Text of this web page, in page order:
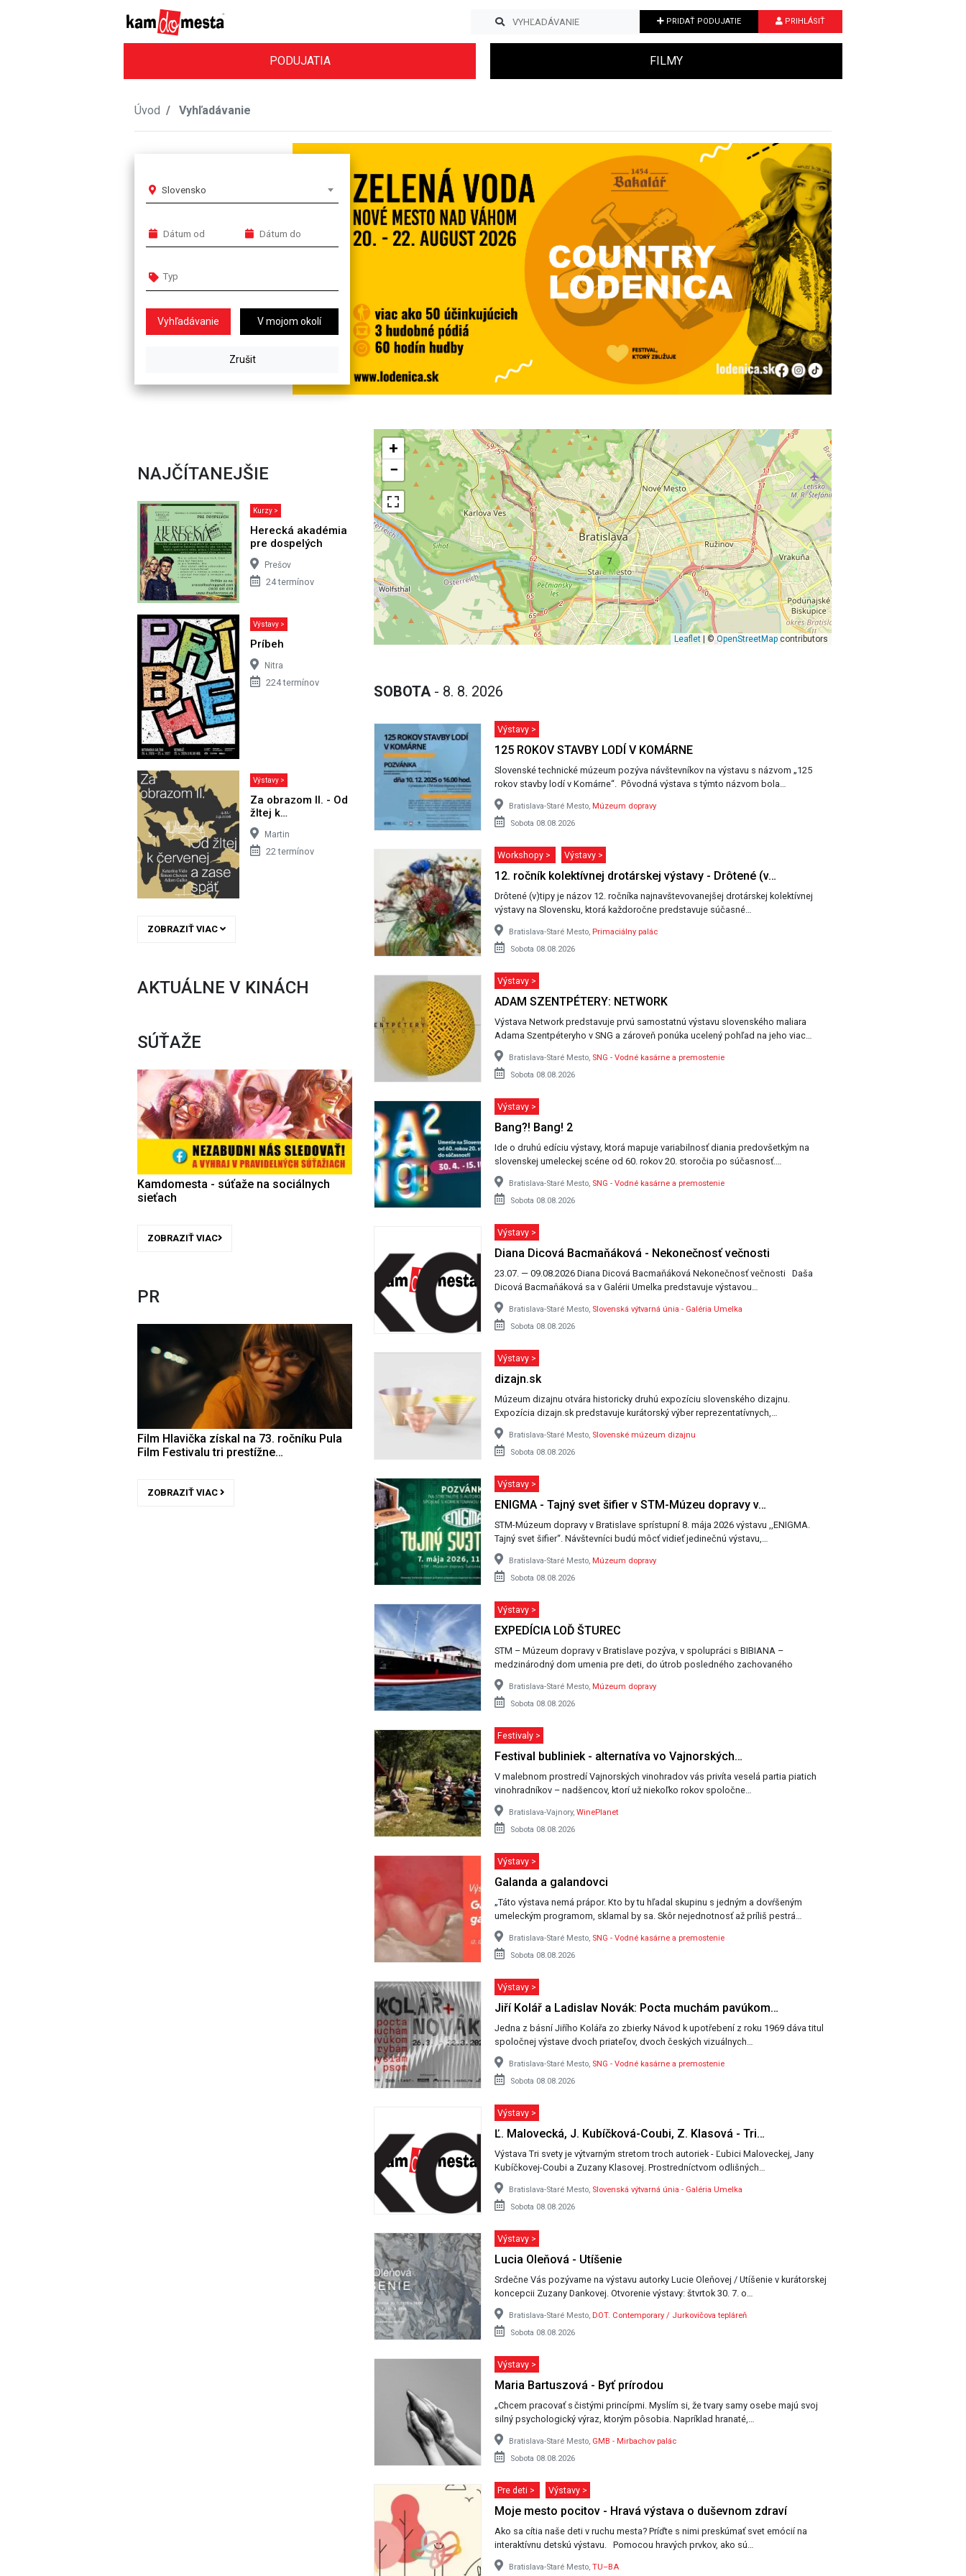
PRIDAŤ PODUJATIE PRIHLÁSIŤ
PODUJATIA FILMY
Úvod Vyhľadávanie
Slovensko
V mojom okolí
Next
NAJČÍTANEJŠIE
Kurzy >
Herecká akadémia
pre dospelých
Prešov
24 termínov
Výstavy >
Príbeh
Nitra
224 termínov
Výstavy >
Za obrazom II. - Od
žltej k…
Martin
22 termínov
ZOBRAZIŤ VIAC
AKTUÁLNE V KINÁCH
SÚŤAŽE
Kamdomesta - súťaže na sociálnych
sieťach
ZOBRAZIŤ VIAC
PR
Film Hlavička získal na 73. ročníku Pula
Film Festivalu tri prestížne…
ZOBRAZIŤ VIAC
7
+
−
Leaflet| ©OpenStreetMapcontributors
SOBOTA - 8. 8. 2026
Výstavy >
125 ROKOV STAVBY LODÍ V KOMÁRNE
Slovenské technické múzeum pozýva návštevníkov na výstavu s názvom „125
rokov stavby lodí v Komárne“. Pôvodná výstava s týmto názvom bola…
Bratislava-Staré Mesto, Múzeum dopravy
Sobota 08.08.2026
Workshopy > Výstavy >
12. ročník kolektívnej drotárskej výstavy - Drôtené (v…
Drôtené (v)tipy je názov 12. ročníka najnavštevovanejšej drotárskej kolektívnej
výstavy na Slovensku, ktorá každoročne predstavuje súčasné…
Bratislava-Staré Mesto, Primaciálny palác
Sobota 08.08.2026
Výstavy >
ADAM SZENTPÉTERY: NETWORK
Výstava Network predstavuje prvú samostatnú výstavu slovenského maliara
Adama Szentpéteryho v SNG a zároveň ponúka ucelený pohľad na jeho viac…
Bratislava-Staré Mesto, SNG - Vodné kasárne a premostenie
Sobota 08.08.2026
Výstavy >
Bang?! Bang! 2
Ide o druhú edíciu výstavy, ktorá mapuje variabilnosť diania predovšetkým na
slovenskej umeleckej scéne od 60. rokov 20. storočia po súčasnosť.…
Bratislava-Staré Mesto, SNG - Vodné kasárne a premostenie
Sobota 08.08.2026
Výstavy >
Diana Dicová Bacmaňáková - Nekonečnosť večnosti
23.07. — 09.08.2026 Diana Dicová Bacmaňáková Nekonečnosť večnosti Daša
Dicová Bacmaňáková sa v Galérii Umelka predstavuje výstavou…
Bratislava-Staré Mesto, Slovenská výtvarná únia - Galéria Umelka
Sobota 08.08.2026
Výstavy >
dizajn.sk
Múzeum dizajnu otvára historicky druhú expozíciu slovenského dizajnu.
Expozícia dizajn.sk predstavuje kurátorský výber reprezentatívnych,…
Bratislava-Staré Mesto, Slovenské múzeum dizajnu
Sobota 08.08.2026
Výstavy >
ENIGMA - Tajný svet šifier v STM-Múzeu dopravy v…
STM-Múzeum dopravy v Bratislave sprístupní 8. mája 2026 výstavu ,,ENIGMA.
Tajný svet šifier“. Návštevníci budú môcť vidieť jedinečnú výstavu,…
Bratislava-Staré Mesto, Múzeum dopravy
Sobota 08.08.2026
Výstavy >
EXPEDÍCIA LOĎ ŠTUREC
STM – Múzeum dopravy v Bratislave pozýva, v spolupráci s BIBIANA –
medzinárodný dom umenia pre deti, do útrob posledného zachovaného
remorkéra…
Bratislava-Staré Mesto, Múzeum dopravy
Sobota 08.08.2026
Festivaly >
Festival bubliniek - alternatíva vo Vajnorských…
V malebnom prostredí Vajnorských vinohradov vás privíta veselá partia piatich
vinohradníkov – nadšencov, ktorí už niekoľko rokov spoločne…
Bratislava-Vajnory, WinePlanet
Sobota 08.08.2026
Výstavy >
Galanda a galandovci
„Táto výstava nemá prápor. Kto by tu hľadal skupinu s jedným a dovŕšeným
umeleckým programom, sklamal by sa. Skôr nejednotnosť až príliš pestrá…
Bratislava-Staré Mesto, SNG - Vodné kasárne a premostenie
Sobota 08.08.2026
Výstavy >
Jiří Kolář a Ladislav Novák: Pocta muchám pavúkom…
Jedna z básní Jiřího Kolářa zo zbierky Návod k upotřebení z roku 1969 dáva titul
spoločnej výstave dvoch priateľov, dvoch českých vizuálnych…
Bratislava-Staré Mesto, SNG - Vodné kasárne a premostenie
Sobota 08.08.2026
Výstavy >
Ľ. Malovecká, J. Kubíčková-Coubi, Z. Klasová - Tri…
Výstava Tri svety je výtvarným stretom troch autoriek - Ľubici Maloveckej, Jany
Kubíčkovej-Coubi a Zuzany Klasovej. Prostredníctvom odlišných…
Bratislava-Staré Mesto, Slovenská výtvarná únia - Galéria Umelka
Sobota 08.08.2026
Výstavy >
Lucia Oleňová - Utíšenie
Srdečne Vás pozývame na výstavu autorky Lucie Oleňovej / Utíšenie v kurátorskej
koncepcii Zuzany Dankovej. Otvorenie výstavy: štvrtok 30. 7. o…
Bratislava-Staré Mesto, DOT. Contemporary / Jurkovičova tepláreň
Sobota 08.08.2026
Výstavy >
Maria Bartuszová - Byť prírodou
„Chcem pracovať s čistými princípmi. Myslím si, že tvary samy osebe majú svoj
silný psychologický výraz, ktorým pôsobia. Napríklad hranaté,…
Bratislava-Staré Mesto, GMB - Mirbachov palác
Sobota 08.08.2026
Pre deti > Výstavy >
Moje mesto pocitov - Hravá výstava o duševnom zdraví
Ako sa cítia naše deti v ruchu mesta? Príďte s nimi preskúmať svet emócií na
interaktívnu detskú výstavu. Pomocou hravých prvkov, ako sú…
Bratislava-Staré Mesto, TU–BA